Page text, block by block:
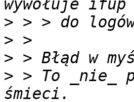
>
>
>
> > To _nie_